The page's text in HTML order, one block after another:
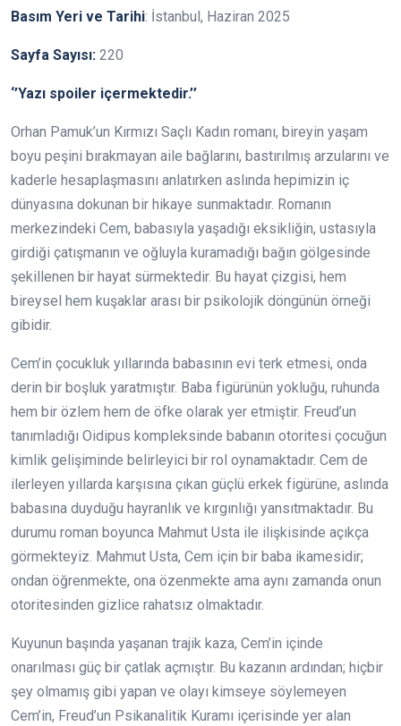
Basım Yeri ve Tarihi: İstanbul, Haziran 2025
Sayfa Sayısı: 220
‘’Yazı spoiler içermektedir.’’
Orhan Pamuk’un Kırmızı Saçlı Kadın romanı, bireyin yaşam
boyu peşini bırakmayan aile bağlarını, bastırılmış arzularını ve
kaderle hesaplaşmasını anlatırken aslında hepimizin iç
dünyasına dokunan bir hikaye sunmaktadır. Romanın
merkezindeki Cem, babasıyla yaşadığı eksikliğin, ustasıyla
girdiği çatışmanın ve oğluyla kuramadığı bağın gölgesinde
şekillenen bir hayat sürmektedir. Bu hayat çizgisi, hem
bireysel hem kuşaklar arası bir psikolojik döngünün örneği
gibidir.
Cem’in çocukluk yıllarında babasının evi terk etmesi, onda
derin bir boşluk yaratmıştır. Baba figürünün yokluğu, ruhunda
hem bir özlem hem de öfke olarak yer etmiştir. Freud’un
tanımladığı Oidipus kompleksinde babanın otoritesi çocuğun
kimlik gelişiminde belirleyici bir rol oynamaktadır. Cem de
ilerleyen yıllarda karşısına çıkan güçlü erkek figürüne, aslında
babasına duyduğu hayranlık ve kırgınlığı yansıtmaktadır. Bu
durumu roman boyunca Mahmut Usta ile ilişkisinde açıkça
görmekteyiz. Mahmut Usta, Cem için bir baba ikamesidir;
ondan öğrenmekte, ona özenmekte ama aynı zamanda onun
otoritesinden gizlice rahatsız olmaktadır.
Kuyunun başında yaşanan trajik kaza, Cem’in içinde
onarılması güç bir çatlak açmıştır. Bu kazanın ardından; hiçbir
şey olmamış gibi yapan ve olayı kimseye söylemeyen
Cem’in, Freud’un Psikanalitik Kuramı içerisinde yer alan